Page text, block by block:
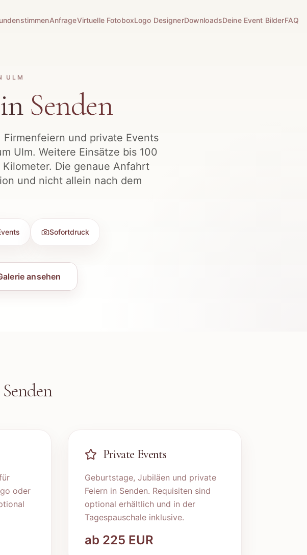
AnfrageVirtuelle FotoboxLogo DesignerDownloadsDeine Event BilderFAQ
ULM
Senden
und private Events
Ulm. Weitere Einsätze bis 100
Die genaue Anfahrt
und nicht allein nach dem
Sofortdruck
ansehen
Senden
oder
Private Events
Geburtstage, Jubiläen und private
Feiern in Senden. Requisiten sind
optional erhältlich und in der
Tagespauschale inklusive.
ab 225 EUR